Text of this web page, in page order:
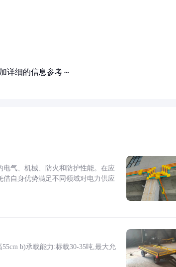
详细的信息参考～
气、机械、防火和防护性能。在应
自身优势满足不同领域对电力供应
b)承载能力:标载30-35吨,最大允